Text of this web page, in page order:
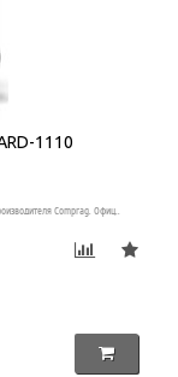
1110
Comprag. Офиц..